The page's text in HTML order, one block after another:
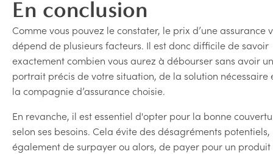
En conclusion
Comme vous pouvez le constater, le prix d’une assurance
dépend de plusieurs facteurs. Il est donc difficile de savoir
exactement combien vous aurez à débourser sans avoir un
portrait précis de votre situation, de la solution nécessaire
la compagnie d’assurance choisie.
En revanche, il est essentiel d'opter pour la bonne
selon ses besoins. Cela évite des désagréments potentiels,
également de surpayer ou alors, de payer pour un